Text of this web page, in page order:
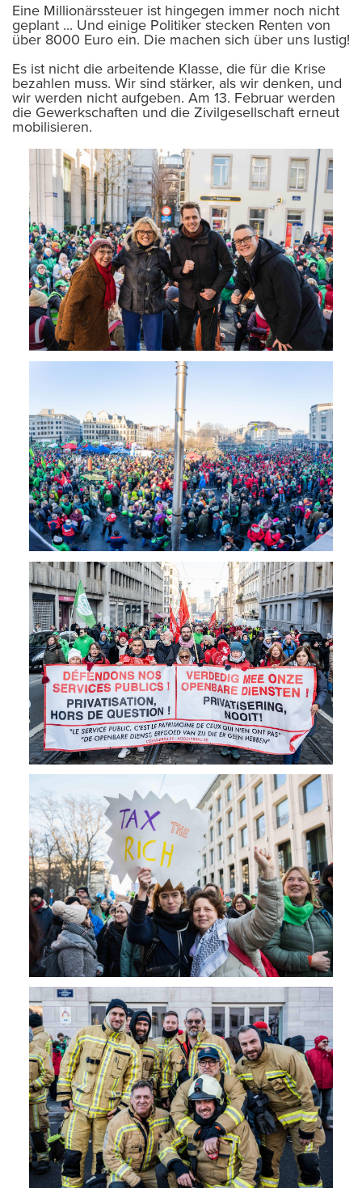
Eine Millionärssteuer ist hingegen immer noch nicht
geplant ... Und einige Politiker stecken Renten von
über 8000 Euro ein. Die machen sich über uns lustig!
Es ist nicht die arbeitende Klasse, die für die Krise
bezahlen muss. Wir sind stärker, als wir denken, und
wir werden nicht aufgeben. Am 13. Februar werden
die Gewerkschaften und die Zivilgesellschaft erneut
mobilisieren.